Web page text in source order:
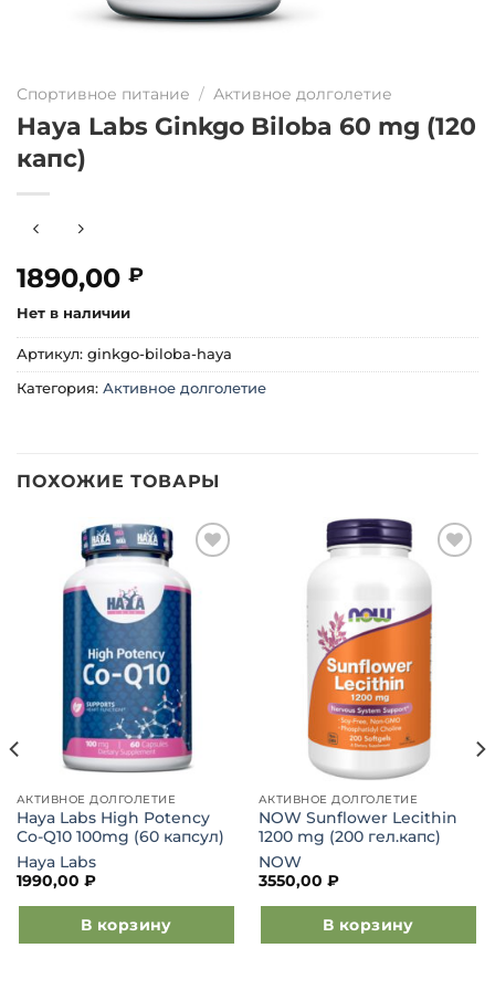
Спортивное питание / Активное долголетие
Haya Labs Ginkgo Biloba 60 mg (120
капс)
1890,00 ₽
Нет в наличии
Артикул: ginkgo-biloba-haya
Категория: Активное долголетие
ПОХОЖИЕ ТОВАРЫ
Добавить
в список
желаний
АКТИВНОЕ ДОЛГОЛЕТИЕ
Haya Labs High Potency
Co-Q10 100mg (60 капсул)
Haya Labs
1990,00 ₽
В корзину
Добавить
в список
желаний
АКТИВНОЕ ДОЛГОЛЕТИЕ
NOW Sunflower Lecithin
1200 mg (200 гел.капс)
NOW
3550,00 ₽
В корзину